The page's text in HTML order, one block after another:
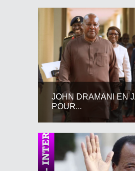
JOHN DRAMANI EN
POUR...